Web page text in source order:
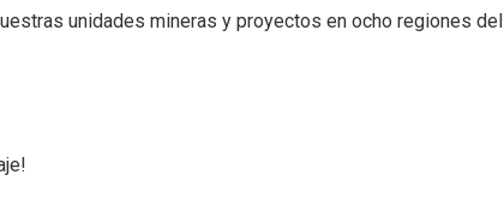
unidades mineras y proyectos en ocho regiones del